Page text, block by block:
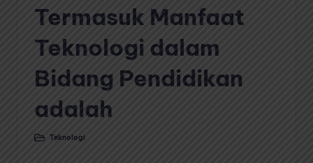
Termasuk Manfaat
Teknologi dalam
Bidang Pendidikan
adalah
PostedTeknologi